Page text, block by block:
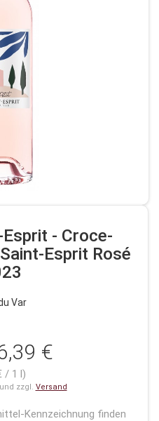
- Croce-
Esprit Rosé
Var
€
/ 1 l)
zzgl. Versand
Kennzeichnung finden